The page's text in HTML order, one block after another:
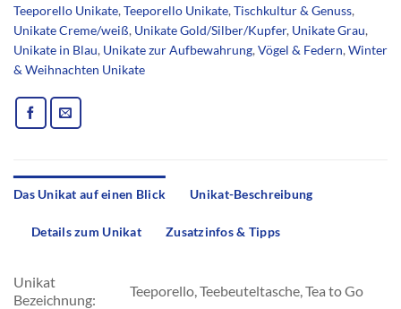
Teeporello Unikate,Teeporello Unikate,Tischkultur & Genuss,
Unikate Creme/weiß, Unikate Gold/Silber/Kupfer, Unikate Grau,
Unikate in Blau, Unikate zur Aufbewahrung,Vögel & Federn,Winter
& Weihnachten Unikate
Das Unikat auf einen Blick Unikat-Beschreibung
Details zum Unikat Zusatzinfos & Tipps
Unikat
Bezeichnung:
Teeporello, Teebeuteltasche, Tea to Go